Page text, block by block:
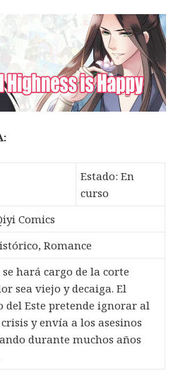
Estado: En
curso
Comics
Romance
hará cargo de la corte
sea viejo y decaiga. El
del Este pretende ignorar al
y envía a los asesinos
durante muchos años